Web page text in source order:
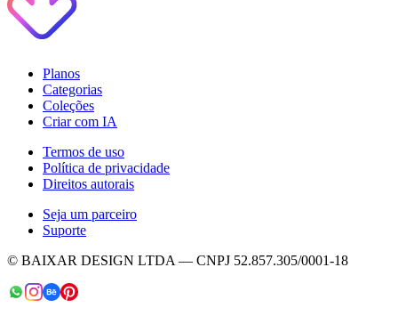
Planos
Categorias
Coleções
Criar com IA
Termos de uso
Política de privacidade
Direitos autorais
Seja um parceiro
Suporte
© BAIXAR DESIGN LTDA — CNPJ 52.857.305/0001-18